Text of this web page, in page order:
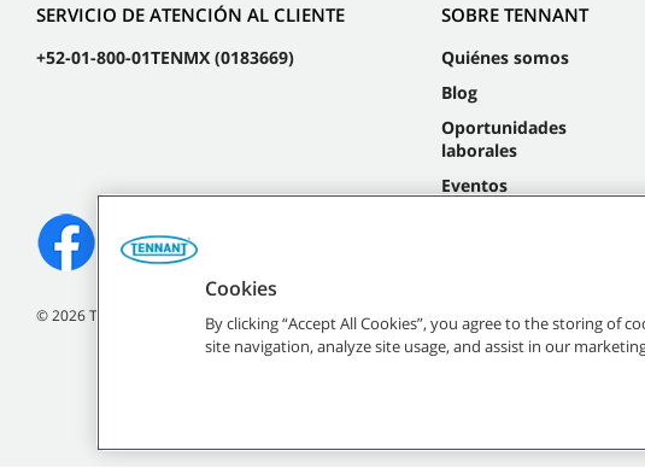
SERVICIO DE ATENCIÓN AL CLIENTE
+52-01-800-01TENMX (0183669)
SOBRE TENNANT
Quiénes somos
Blog
Oportunidades
laborales
Eventos
©2026Tennant Company. Todos los derechos reservados.
Todas las marcas registradas y logos
Cookies
By clicking “Accept All Cookies”, you agree to the storing of
site navigation, analyze site usage, and assist in our